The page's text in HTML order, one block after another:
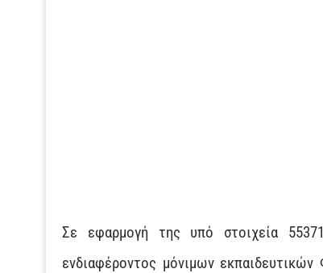
Σε εφαρμογή της υπό στοιχεία
ενδιαφέροντος μόνιμων